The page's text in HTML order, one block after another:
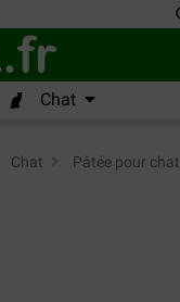
Chat
Chat Pâtée pour chat